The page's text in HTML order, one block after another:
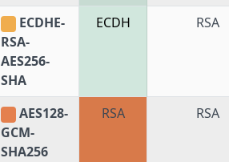
ECDHE-
RSA-
AES256-
SHA
ECDH RSA
AES128-
GCM-
SHA256
RSA RSA